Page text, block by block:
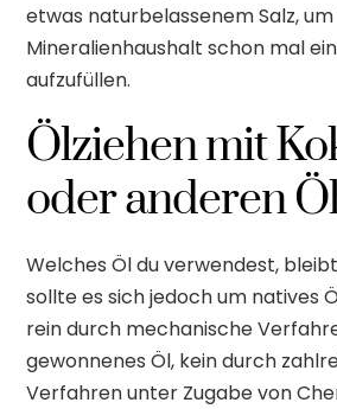
etwas naturbelassenem Salz,
Mineralienhaushalt schon mal
aufzufüllen.
Ölziehen mit
oder anderen
Welches Öl du verwendest,
sollte es sich jedoch um natives
rein durch mechanische
gewonnenes Öl, kein durch
Verfahren unter Zugabe von